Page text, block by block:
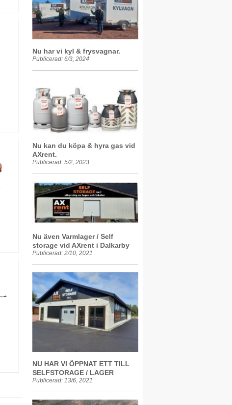
Nu har vi kyl & frysvagnar.
Publicerad: 6/3, 2024
Nu kan du köpa & hyra gas vid
AXrent.
Publicerad: 5/2, 2023
Nu även Varmlager / Self
storage vid AXrent i Dalkarby
Publicerad: 2/10, 2021
NU HAR VI ÖPPNAT ETT TILL
SELFSTORAGE / LAGER
Publicerad: 13/6, 2021